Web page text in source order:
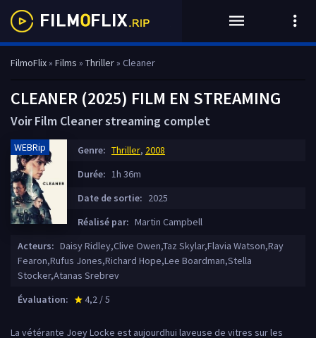
FilmoFlix» Films » Thriller» Cleaner
CLEANER (2025) FILM EN STREAMING
Voir Film Cleaner streaming complet
WEBRip Genre: Thriller, 2008
Durée: 1h 36m
Date de sortie: 2025
Réalisé par: Martin Campbell
Acteurs: Daisy Ridley,Clive Owen,Taz Skylar,Flavia Watson,Ray
Fearon,Rufus Jones,Richard Hope,Lee Boardman,Stella
Stocker,Atanas Srebrev
Évaluation:
star_rate
4,2 / 5
La vétérante Joey Locke est aujourdhui laveuse de vitres sur les